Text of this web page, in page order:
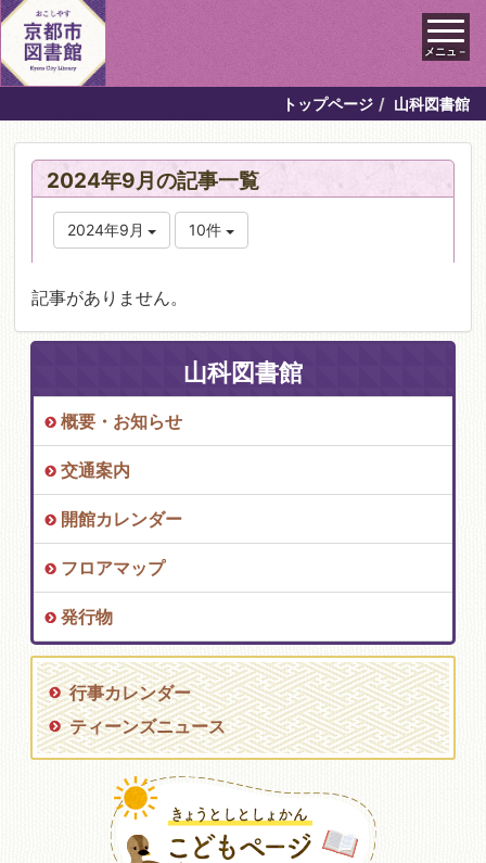
メニュ－
トップページ 山科図書館
2024年9月の記事一覧
2024年9月 10件
記事がありません。
山科図書館
概要・お知らせ
交通案内
開館カレンダー
フロアマップ
発行物
行事カレンダー
ティーンズニュース